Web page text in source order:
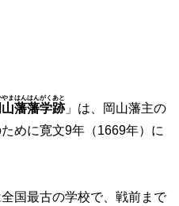
山藩藩学跡
やまはんはんがくあと
」は、岡山藩主の
めに寛文9年（1669年）に
国最古の学校で、戦前まで